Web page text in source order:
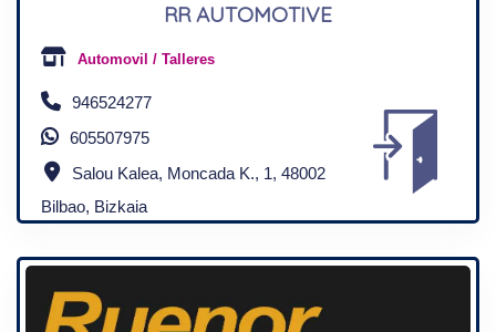
RR AUTOMOTIVE
Automovil / Talleres
946524277
605507975
Salou Kalea, Moncada K., 1, 48002
Bilbao, Bizkaia